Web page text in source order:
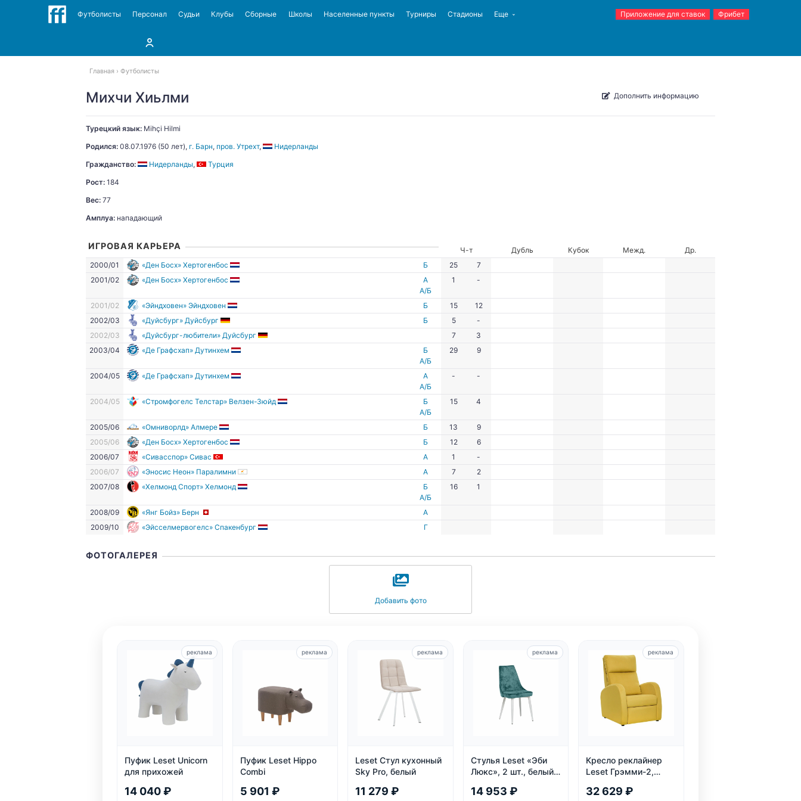
Футболисты Персонал Судьи Клубы Сборные Школы Населенные пункты Турниры Стадионы Еще Приложение для ставок Фрибет
Главная Футболисты
Михчи Хиьлми Дополнить информацию
Турецкий язык: Mihçi Hilmi
Родился: 08.07.1976 (50 лет), г. Барн, пров. Утрехт,
Нидерланды
Гражданство:
Нидерланды,
Турция
Рост: 184
Вес: 77
Амплуа: нападающий
ИГРОВАЯ КАРЬЕРА Ч-т Дубль Кубок Межд.
Др.
2000/01
«Ден Босх» Хертогенбос Б 25
7
2001/02
«Ден Босх» Хертогенбос
А
А/Б
1 -
2001/02 «Эйндховен» Эйндховен Б 15
12
2002/03
«Дуйсбург» Дуйсбург Б 5
-
2002/03
«Дуйсбург-любители» Дуйсбург 7
3
2003/04
«Де Графсхап» Дутинхем
Б
А/Б
29 9
2004/05 «Де Графсхап» Дутинхем
А
А/Б
- -
2004/05 «Стромфогелс Телстар» Велзен-Зюйд
Б
А/Б
15 4
2005/06 «Омниворлд» Алмере Б 13
9
2005/06
«Ден Босх» Хертогенбос Б 12
6
2006/07
«Сивасспор» Сивас А 1
-
2006/07
«Эносис Неон» Паралимни А 7
2
2007/08
«Хелмонд Спорт» Хелмонд
Б
А/Б
16 1
2008/09 «Янг Бойз» Берн
А
2009/10
«Эйсселмервогелс» Спакенбург Г
ФОТОГАЛЕРЕЯ
Добавить фото
Пуфик Leset Unicorn
для прихожей
14 040 ₽
реклама
Пуфик Leset Hippo
Combi
5 901 ₽
реклама
Leset Стул кухонный
Sky Pro, белый
11 279 ₽
реклама
Стулья Leset «Эби
Люкс», 2 шт., белый,
14 953 ₽
реклама
Кресло реклайнер
Leset Грэмми-2,
32 629 ₽
реклама